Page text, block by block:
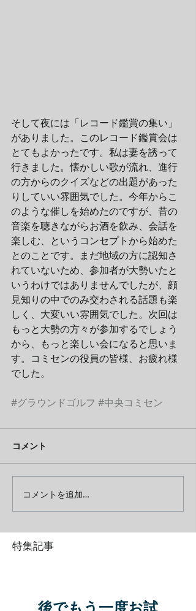
特集記事
そして夜には「レコード鑑賞の集い」
がありました。このレコード鑑賞会は
とてもよかったです。私は妻を誘って
行きました。懐かしい歌が流れ、進行
の方からのクイズなどの出題があった
りしていい雰囲気でした。今年からこ
のような催しを始めたのですが、昔の
音楽を聴きながらお酒を飲み、会話を
楽しむ、というコンセプトから始めた
とのことです。まだ地域の方に認知さ
れていないため、参加者が大勢いたと
いうわけではありませんでしたが、顔
見知りの中でのみ交わされる話題も楽
しく、大変いい雰囲気でした。次回は
もっと大勢の方々が参加するでしょう
から、もっと楽しい会になると思いま
す。コミセンの役員の皆様、お疲れ様
でした。
#グラウンドゴルフ #中央コミセン
コメント
コメントを追加…